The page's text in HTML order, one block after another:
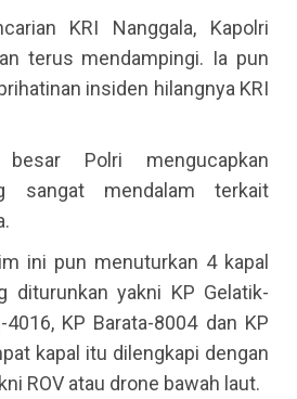
KRI Nanggala, Kapolri
terus mendampingi. Ia pun
insiden hilangnya KRI
Polri mengucapkan
sangat mendalam terkait
ini pun menuturkan 4 kapal
diturunkan yakni KP Gelatik-
4016, KP Barata-8004 dan KP
kapal itu dilengkapi dengan
ROV atau drone bawah laut.